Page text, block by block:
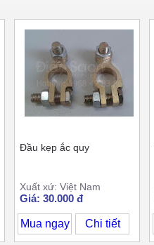
Đầu kẹp ắc quy
Xuất xứ: Việt Nam
Giá: 30.000 đ
Mua ngay Chi tiết